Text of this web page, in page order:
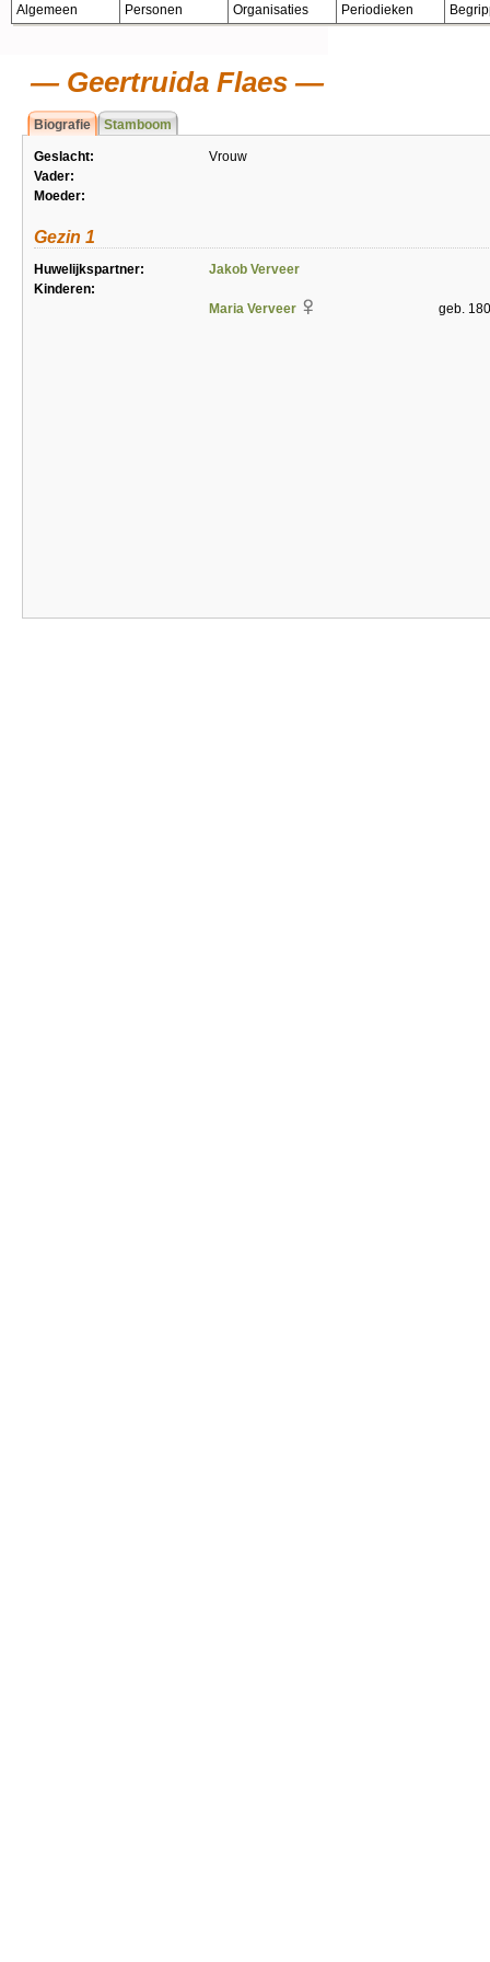
Algemeen Personen Organisaties Periodieken
Geertruida Flaes
Biografie Stamboom
Geslacht:
Vrouw
Vader:
Moeder:
Gezin 1
Huwelijkspartner:
Jakob Verveer
Kinderen:
Maria Verveer
geb.